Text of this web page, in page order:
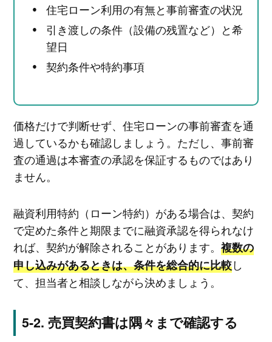
住宅ローン利用の有無と事前審査の状況
引き渡しの条件（設備の残置など）と希
望日
契約条件や特約事項
価格だけで判断せず、住宅ローンの事前審査を通
過しているかも確認しましょう。ただし、事前審
査の通過は本審査の承認を保証するものではあり
ません。
融資利用特約（ローン特約）がある場合は、契約
で定めた条件と期限までに融資承認を得られなけ
れば、契約が解除されることがあります。 複数の
申し込みがあるときは、条件を総合的に比較し
て、担当者と相談しながら決めましょう。
売買契約書は隅々まで確認する